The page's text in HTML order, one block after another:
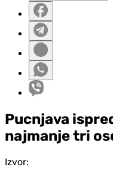
Pucnjava
najmanje tri
Izvor: